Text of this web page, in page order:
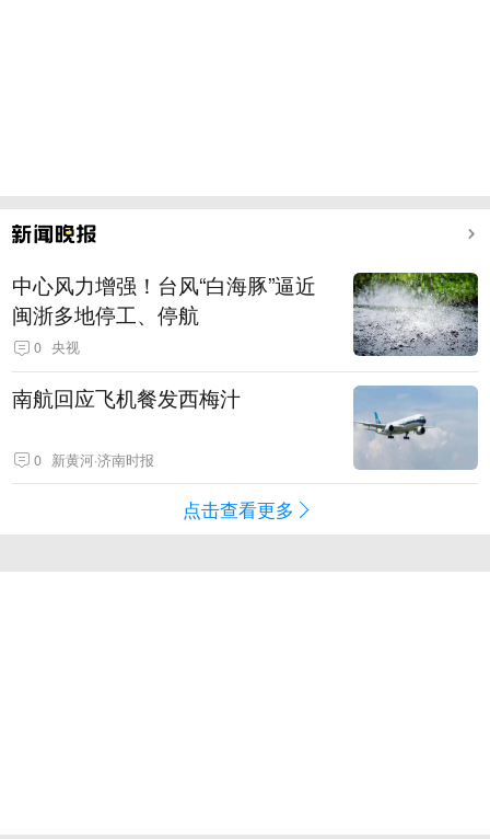
中心风力增强！台风“白海豚”逼近
闽浙多地停工、停航
0 央视
南航回应飞机餐发西梅汁
0 新黄河·济南时报
点击查看更多